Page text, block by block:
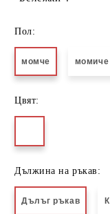
Пол:
момче момиче
Цвят:
Дължина на ръкав:
Дълъг ръкав